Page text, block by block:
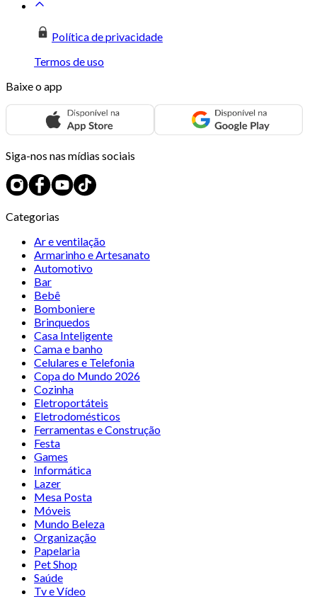
Política de privacidade
Termos de uso
Baixe o app
Siga-nos nas mídias sociais
Categorias
Ar e ventilação
Armarinho e Artesanato
Automotivo
Bar
Bebê
Bomboniere
Brinquedos
Casa Inteligente
Cama e banho
Celulares e Telefonia
Copa do Mundo 2026
Cozinha
Eletroportáteis
Eletrodomésticos
Ferramentas e Construção
Festa
Games
Informática
Lazer
Mesa Posta
Móveis
Mundo Beleza
Organização
Papelaria
Pet Shop
Saúde
Tv e Vídeo